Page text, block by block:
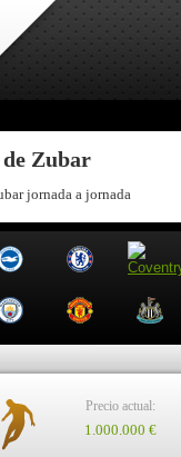
Zubar
jornada a jornada
Precio actual:
1.000.000 €